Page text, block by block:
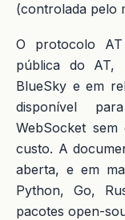
(controlada pelo
O protocolo
pública do AT,
BlueSky e em
disponível
WebSocket
custo. A
aberta, e em
Python, Go,
pacotes open-